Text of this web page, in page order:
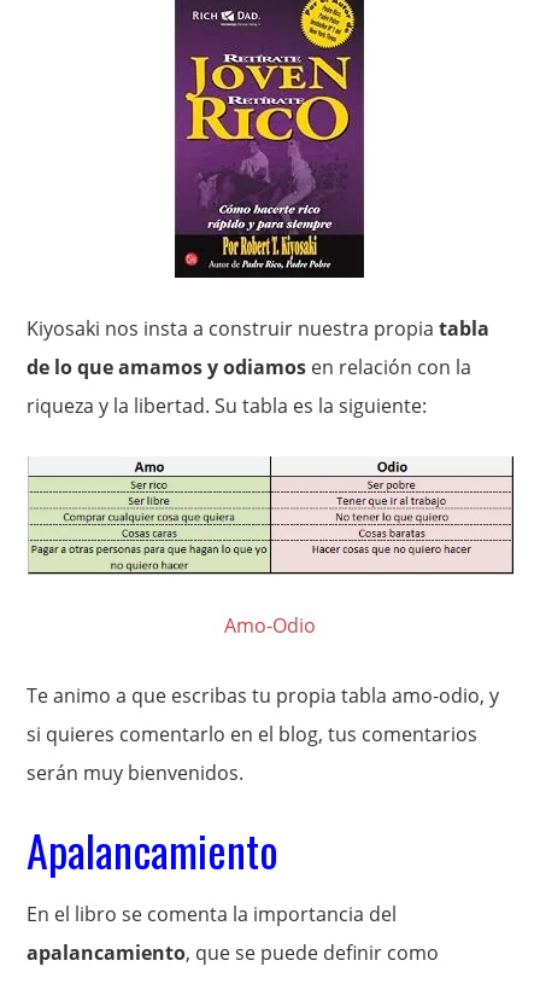
Kiyosaki nos insta a construir nuestra propiatabla
de lo que amamos y odiamos en relación con la
riqueza y la libertad. Su tabla es la siguiente:
Amo-Odio
Te animo a que escribas tu propia tabla amo-odio, y
si quieres comentarlo en el blog, tus comentarios
serán muy bienvenidos.
Apalancamiento
En el libro se comenta la importancia del
apalancamiento, que se puede definir como